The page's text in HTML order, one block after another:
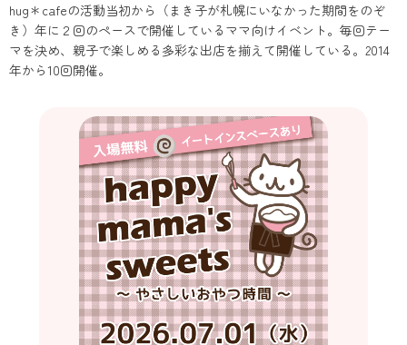
hug＊cafeの活動当初から（まき子が札幌にいなかった期間をのぞ
き）年に２回のペースで開催しているママ向けイベント。毎回テー
マを決め、親子で楽しめる多彩な出店を揃えて開催している。2014
年から10回開催。